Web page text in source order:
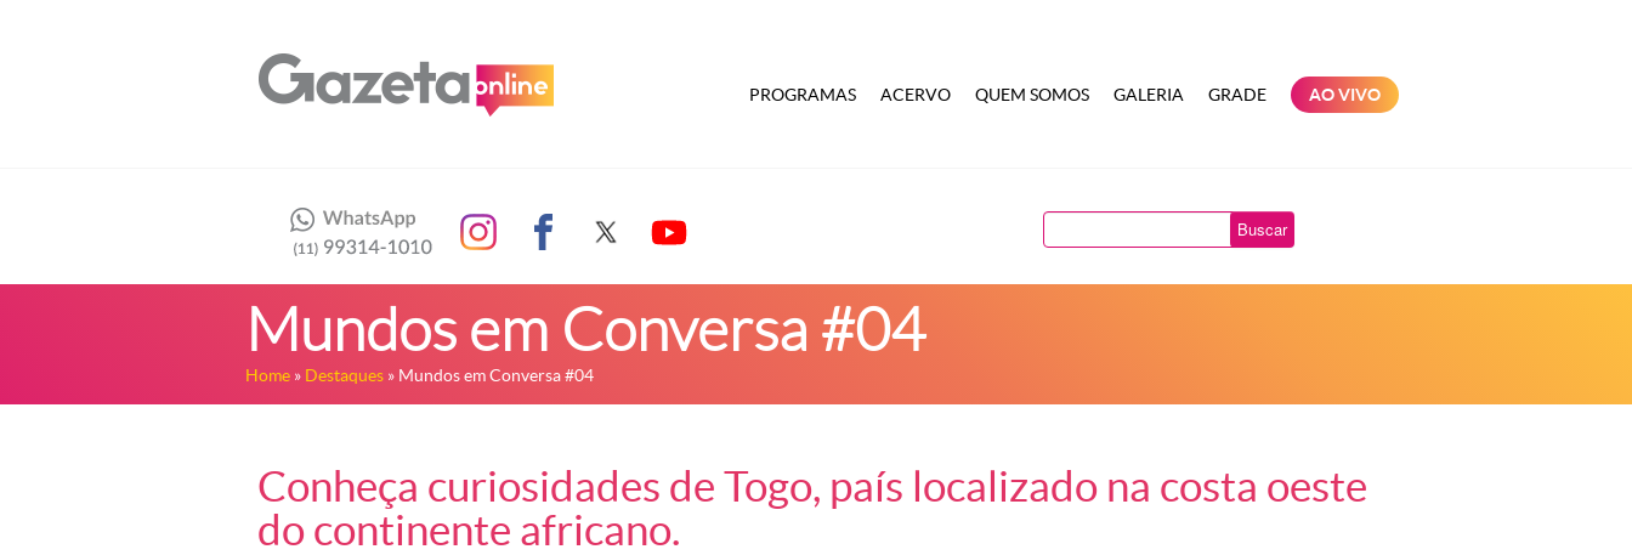
PROGRAMAS ACERVO QUEM SOMOS GALERIA GRADE AO VIVO
Buscar
Mundos em Conversa #04
Home » Destaques » Mundos em Conversa #04
Conheça curiosidades de Togo, país localizado na costa oeste
do continente africano.